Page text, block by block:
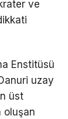
ve
Enstitüsü
uzay
üst
oluşan